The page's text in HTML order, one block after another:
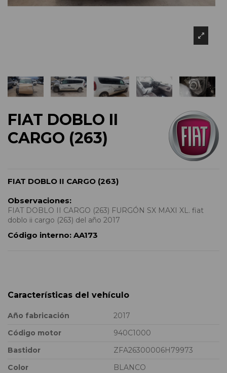
FIAT DOBLO II
CARGO (263)
FIAT DOBLO II CARGO (263)
Observaciones:
FIAT DOBLO II CARGO (263) FURGÓN SX MAXI XL. fiat
doblo ii cargo (263) del año 2017
Código interno: AA173
Características del vehículo
Año fabricación
2017
Código motor
940C1000
Bastidor
ZFA26300006H79973
Color
BLANCO